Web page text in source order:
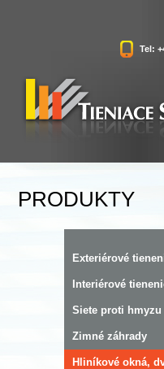
Tel:
PRODUKTY
Exteriérové
Interiérové
Siete proti hmyzu
Zimné záhrady
Hliníkové okná,